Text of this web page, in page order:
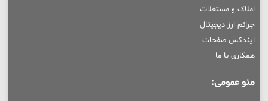
املاک و مستغلات
جرائم ارز دیجیتال
ایندکس صفحات
همکاری با ما
منو عمومی: